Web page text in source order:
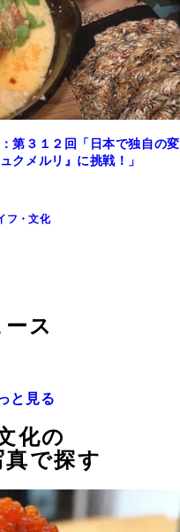
第３１２回「日本で独自の変
クメルリ』に挑戦！」
フ・文化
ス
と見る
化の
で探す